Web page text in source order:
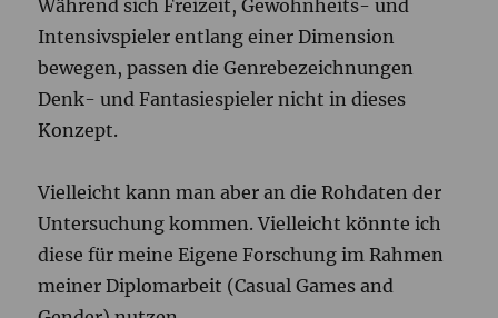
Während sich Freizeit, Gewohnheits- und
Intensivspieler entlang einer Dimension
bewegen, passen die Genrebezeichnungen
Denk- und Fantasiespieler nicht in dieses
Konzept.
Vielleicht kann man aber an die Rohdaten der
Untersuchung kommen. Vielleicht könnte ich
diese für meine Eigene Forschung im Rahmen
meiner Diplomarbeit (Casual Games and